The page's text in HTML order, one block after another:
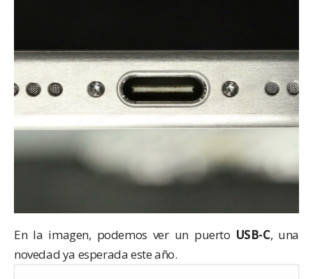
En la imagen, podemos ver un puerto USB-C, una
novedad ya esperada este año.